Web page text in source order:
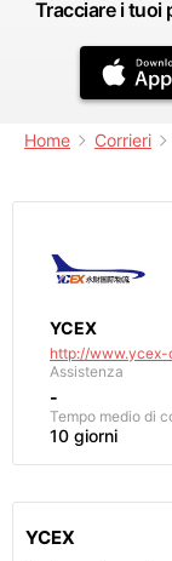
Tracciare i tuoi
Home Corrieri
YCEX
http://www.ycex-
Assistenza
-
Tempo medio di
10 giorni
YCEX